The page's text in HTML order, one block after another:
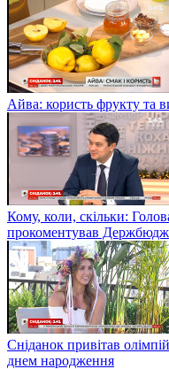
Айва: користь фрукту та
Кому, коли, скільки:
прокоментував
Сніданок привітав
днем народження